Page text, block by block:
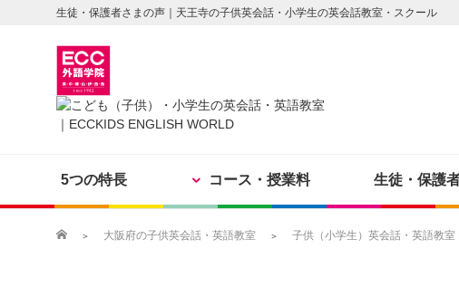
生徒・保護者さまの声｜天王寺の子供英会話・小学生の英会話教室・スクール
5つの特長 コース・授業料 生徒・保護
大阪府の子供英会話・英語教室 子供（小学生）英会話・英語教